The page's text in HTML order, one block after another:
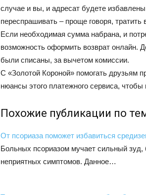
случае и вы, и адресат будете
переспрашивать – проще говоря, тратить
Если необходимая сумма набрана, и
возможность оформить возврат онлайн.
были списаны, за вычетом комиссии.
С «Золотой Короной» помогать друзьям
нюансы этого платежного сервиса,
Похожие публикации по
От псориаза поможет избавиться
Больных псориазом мучает сильный
неприятных симптомов. Данное…